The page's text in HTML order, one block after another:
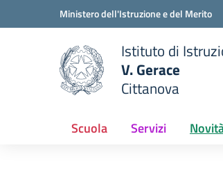
Vai ai contenuti
Vai al menu di navigazioneMinistero dell'Istruzione e del Merito
scuola
Istituto di
V. Gerace
Cittanova
Scuola Servizi